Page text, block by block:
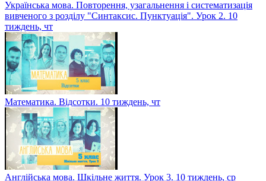
Українська мова. Повторення, узагальнення і систематизація
вивченого з розділу "Синтаксис. Пунктуація". Урок 2. 10
тиждень, чт
Математика. Відсотки. 10 тиждень, чт